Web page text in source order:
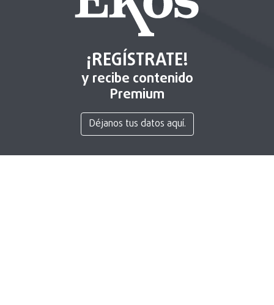
¡REGÍSTRATE!
y recibe contenido
Premium
Déjanos tus datos aquí.